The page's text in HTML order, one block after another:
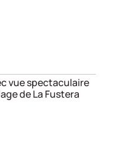
vue spectaculaire
de La Fustera